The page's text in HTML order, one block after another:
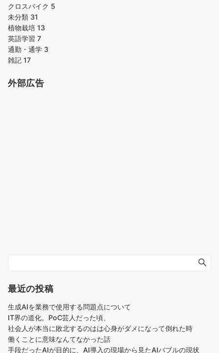
クロスバイク 5
未分類 31
植物栽培 13
英語学習 7
通勤・通学 3
雑記 17
外部広告
最近の投稿
生成AIを業務で使用する問題点について
IT界の道化。PoC芸人だった頃、
社会人が本当に敗北するのはは心身がダメになって倒れた時
働くことに意味なんてなかった話
手段だったAIが目的に、AI導入の現場から見たAIバブルの現状